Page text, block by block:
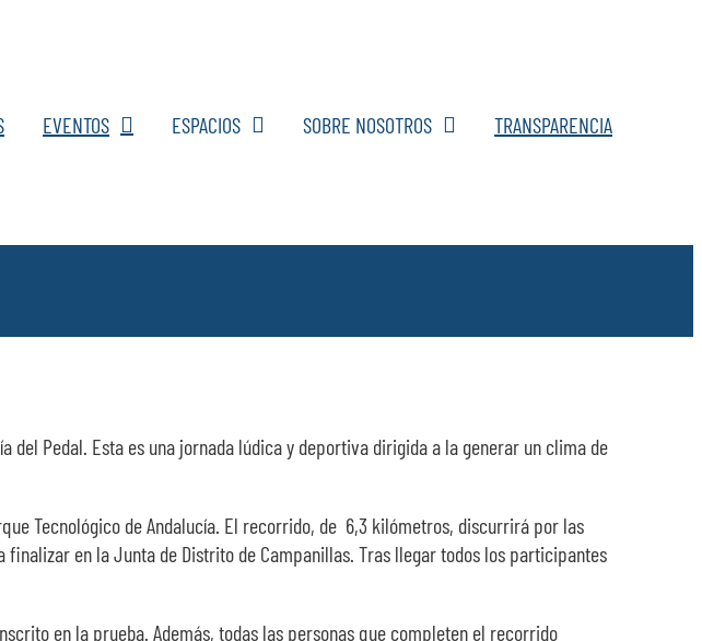
EVENTOS ESPACIOS SOBRE NOSOTROS TRANSPARENCIA
del Pedal. Esta es una jornada lúdica y deportiva dirigida a la generar un clima de
Tecnológico de Andalucía. El recorrido, de 6,3 kilómetros, discurrirá por las
en la Junta de Distrito de Campanillas. Tras llegar todos los participantes
en la prueba. Además, todas las personas que completen el recorrido